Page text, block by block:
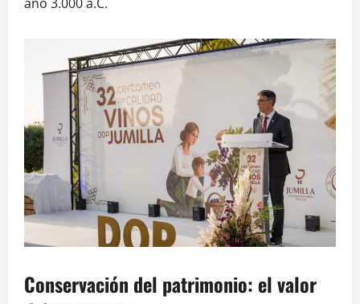
año 3.000 a.C.
Conservación del patrimonio: el valor